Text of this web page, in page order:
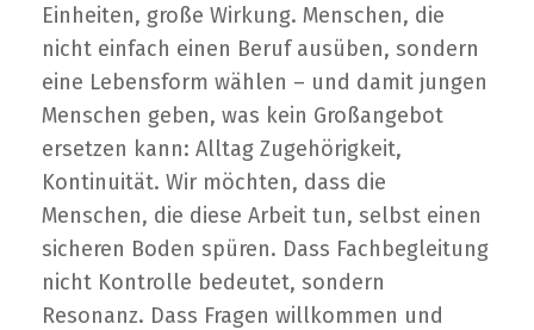
Einheiten, große Wirkung. Menschen, die
nicht einfach einen Beruf ausüben, sondern
eine Lebensform wählen – und damit jungen
Menschen geben, was kein Großangebot
ersetzen kann: Alltag Zugehörigkeit,
Kontinuität. Wir möchten, dass die
Menschen, die diese Arbeit tun, selbst einen
sicheren Boden spüren. Dass Fachbegleitung
nicht Kontrolle bedeutet, sondern
Resonanz. Dass Fragen willkommen und